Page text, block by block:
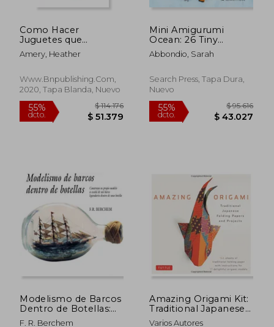
55%
dcto.
$ 109.221
$ 49.150
55%
dcto. $
Como Hacer
Juguetes que
Funcionan: Muchas
Maquinas y Aparatos
Movimiento
Amery, Heather
Www.bnpublishing.com,
2020, Tapa Blanda, Nuevo
Mini Amigurumi
Ocean: 26 Tiny
Creatures to Crochet
(en Inglés)
Abbondio, Sarah
Search Press, Tapa Dura,
Nuevo
Modelismo de Barcos
Dentro de Botellas:
Construya su Propio
F. R. Berchem
Amazing Origami Kit:
Traditional Japanese
Folding Papers and
Varios Autores